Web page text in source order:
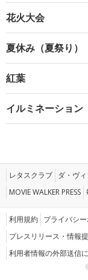
花火大会
夏休み（夏祭り）
紅葉
イルミネーション
レタスクラブ ダ・ヴ
MOVIE WALKER PRESS
利用規約 プライバシ
プレスリリース・情報
利用者情報の外部送信